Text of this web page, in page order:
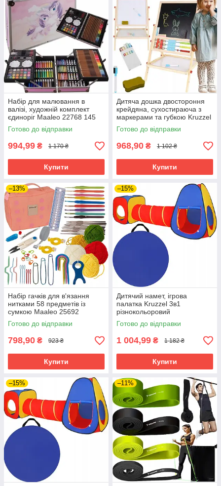
Набір для малювання в
валізі, художній комплект
єдиноріг Maaleo 22768 145
предметів
Готово до відправки
994,99 ₴ 1 170 ₴
Купити
Дитяча дошка двостороння
крейдяна, сухостираюча з
маркерами та губкою Kruzzel
22472
Готово до відправки
968,90 ₴ 1 102 ₴
Купити
–13%
Набір гачків для в'язання
нитками 58 предметів із
сумкою Maaleo 25692
Готово до відправки
798,90 ₴ 923 ₴
Купити
–15%
Дитячий намет, ігрова
палатка Kruzzel 3в1
різнокольоровий
Готово до відправки
1 004,99 ₴ 1 182 ₴
Купити
–15% –11%